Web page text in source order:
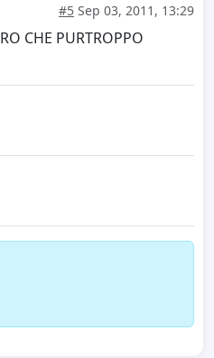
#5 Sep 03, 2011, 13:29
CHE PURTROPPO